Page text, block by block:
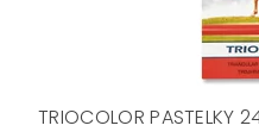
TRIOCOLOR PASTELKY